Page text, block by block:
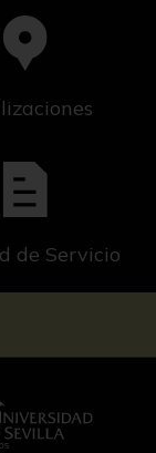
de Servicio